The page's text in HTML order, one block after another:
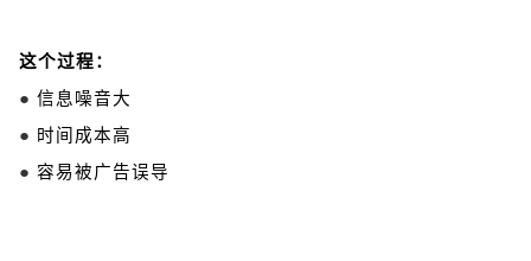
这个过程：
● 信息噪音大
● 时间成本高
● 容易被广告误导